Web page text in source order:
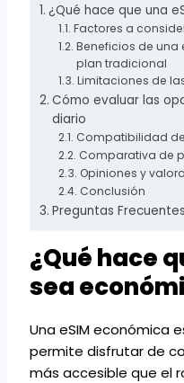
¿Qué hace que una
Factores a
Beneficios de una
plan tradicional
Limitaciones de
Cómo evaluar las
diario
Compatibilidad
Comparativa de
Opiniones y
Conclusión
Preguntas Frecuentes
¿Qué hace
sea
Una eSIM económica
permite disfrutar de
más accesible que el